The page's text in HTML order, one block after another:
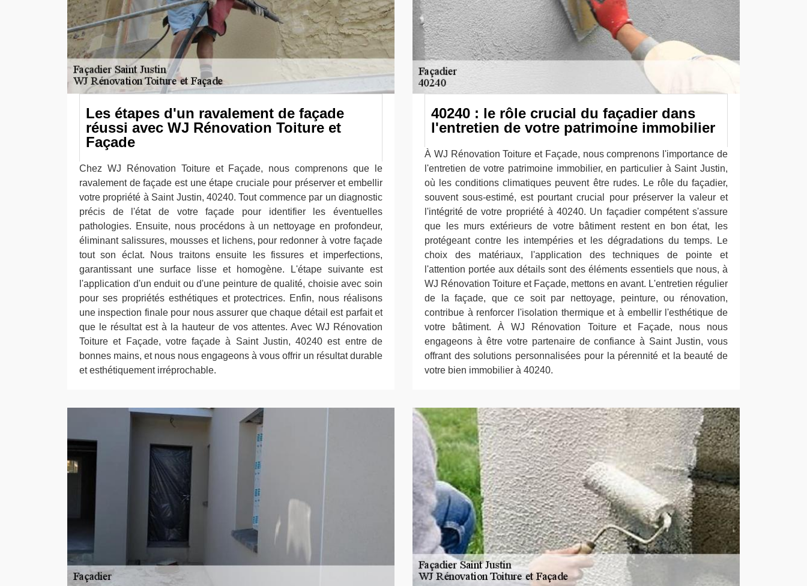
Les étapes d'un ravalement de façade
réussi avec WJ Rénovation Toiture et
Façade
Chez WJ Rénovation Toiture et Façade, nous comprenons que le
ravalement de façade est une étape cruciale pour préserver et embellir
votre propriété à Saint Justin, 40240. Tout commence par un diagnostic
précis de l'état de votre façade pour identifier les éventuelles
pathologies. Ensuite, nous procédons à un nettoyage en profondeur,
éliminant salissures, mousses et lichens, pour redonner à votre façade
tout son éclat. Nous traitons ensuite les fissures et imperfections,
garantissant une surface lisse et homogène. L'étape suivante est
l'application d'un enduit ou d'une peinture de qualité, choisie avec soin
pour ses propriétés esthétiques et protectrices. Enfin, nous réalisons
une inspection finale pour nous assurer que chaque détail est parfait et
que le résultat est à la hauteur de vos attentes. Avec WJ Rénovation
Toiture et Façade, votre façade à Saint Justin, 40240 est entre de
bonnes mains, et nous nous engageons à vous offrir un résultat durable
et esthétiquement irréprochable.
40240 : le rôle crucial du façadier dans
l'entretien de votre patrimoine immobilier
À WJ Rénovation Toiture et Façade, nous comprenons l'importance de
l'entretien de votre patrimoine immobilier, en particulier à Saint Justin,
où les conditions climatiques peuvent être rudes. Le rôle du façadier,
souvent sous-estimé, est pourtant crucial pour préserver la valeur et
l'intégrité de votre propriété à 40240. Un façadier compétent s'assure
que les murs extérieurs de votre bâtiment restent en bon état, les
protégeant contre les intempéries et les dégradations du temps. Le
choix des matériaux, l'application des techniques de pointe et
l'attention portée aux détails sont des éléments essentiels que nous, à
WJ Rénovation Toiture et Façade, mettons en avant. L'entretien régulier
de la façade, que ce soit par nettoyage, peinture, ou rénovation,
contribue à renforcer l'isolation thermique et à embellir l'esthétique de
votre bâtiment. À WJ Rénovation Toiture et Façade, nous nous
engageons à être votre partenaire de confiance à Saint Justin, vous
offrant des solutions personnalisées pour la pérennité et la beauté de
votre bien immobilier à 40240.